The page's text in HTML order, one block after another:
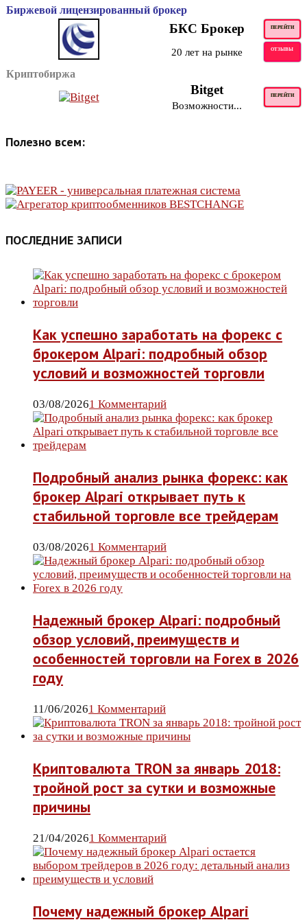
Биржевой лицензированный брокер
БКС Брокер ПЕРЕЙТИ
20 лет на рынке ОТЗЫВЫ
Криптобиржа
Bitget ПЕРЕЙТИ
Возможности...
Полезно всем:
ПОСЛЕДНИЕ ЗАПИСИ
Как успешно заработать на форекс с
брокером Alpari: подробный обзор
условий и возможностей торговли
03/08/20261 Комментарий
Подробный анализ рынка форекс: как
брокер Alpari открывает путь к
стабильной торговле все трейдерам
03/08/20261 Комментарий
Надежный брокер Alpari: подробный
обзор условий, преимуществ и
особенностей торговли на Forex в 2026
году
11/06/20261 Комментарий
Криптовалюта TRON за январь 2018:
тройной рост за сутки и возможные
причины
21/04/20261 Комментарий
Почему надежный брокер Alpari